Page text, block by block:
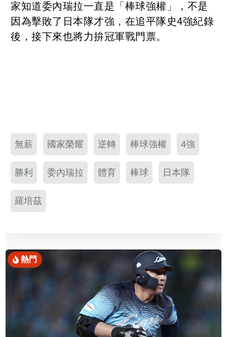
家知道委內瑞拉一直是「棒球強權」，不是
因為擊敗了日本隊才強，在追平隊史4強紀錄
後，接下來也將力拚冠軍戰門票。
無薪 國家榮耀 逆轉 棒球強權 4強
勝利 委內瑞拉 體育 棒球 日本隊
羅培茲
熱門